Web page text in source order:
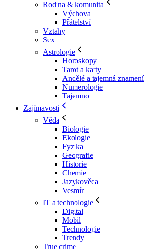
Rodina & komunita
Výchova
Přátelství
Vztahy
Sex
Astrologie
Horoskopy
Tarot a karty
Andělé a tajemná znamení
Numerologie
Tajemno
Zajímavosti
Věda
Biologie
Ekologie
Fyzika
Geografie
Historie
Chemie
Jazykověda
Vesmír
IT a technologie
Digital
Mobil
Technologie
Trendy
True crime